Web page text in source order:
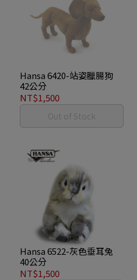
Hansa 6420-站姿臘腸狗
42公分
NT$1,500
Out of Stock
Hansa 6522-灰色垂耳兔
40公分
NT$1,500